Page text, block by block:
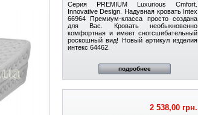
Серия PREMIUM Luxurious Cmfort.
Innovative Design. Надувная кровать Intex
66964 Премиум-класса просто создана
для Вас. Кровать необыкновенно
комфортная и имеет сногсшибательный
роскошный вид! Новый артикул изделия
интекс 64462.
подробнее
2 538,00 грн.